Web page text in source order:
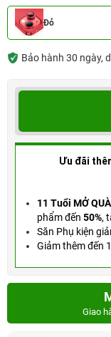
Đỏ
Bảo hành 30 ngày,
Ưu đãi
11 Tuổi MỞ
phẩm đến 50%,
Săn Phụ kiện
Giảm thêm đến
Giao